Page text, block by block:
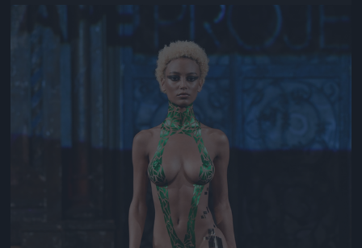
Jön még kép!